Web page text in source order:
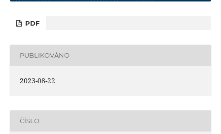
PDF
PUBLIKOVÁNO
2023-08-22
ČÍSLO